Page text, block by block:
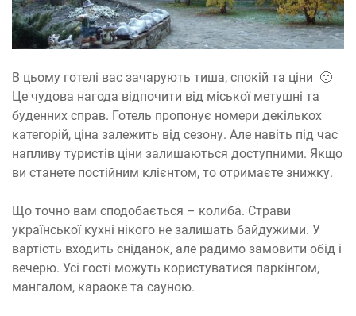
В цьому готелі вас зачарують тиша, спокій та ціни 🙂
Це чудова нагода відпочити від міської метушні та
буденних справ. Готель пропонує номери декількох
категорій, ціна залежить від сезону. Але навіть під час
напливу туристів ціни залишаються доступними. Якщо
ви станете постійним клієнтом, то отримаєте знижку.
Що точно вам сподобається – колиба. Страви
української кухні нікого не залишать байдужими. У
вартість входить сніданок, але радимо замовити обід і
вечерю. Усі гості можуть користуватися паркінгом,
мангалом, караоке та сауною.